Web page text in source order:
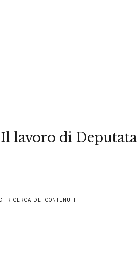
Il lavoro di Deputata
RICERCA DEI CONTENUTI